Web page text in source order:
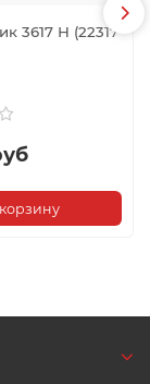
3617 Н (22317